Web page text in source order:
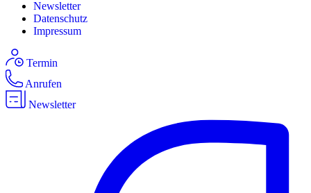
Newsletter
Datenschutz
Impressum
Termin
Anrufen
Newsletter